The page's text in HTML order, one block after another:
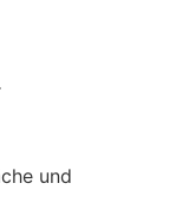
und